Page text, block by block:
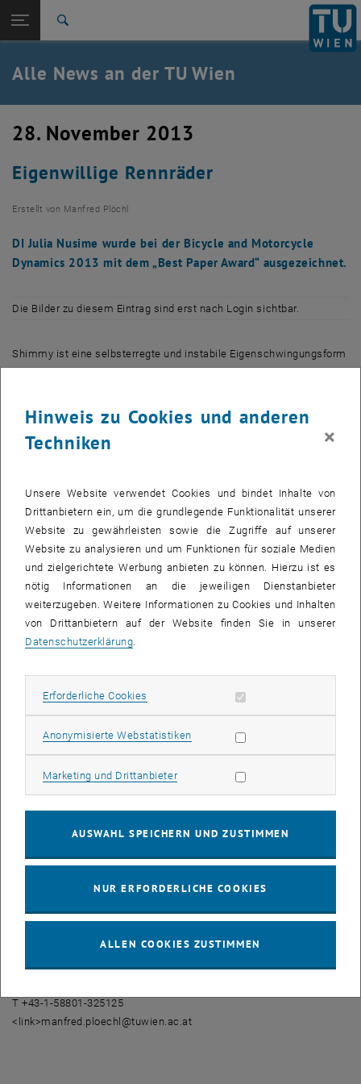
TU Login
Quicklinks
Quicklinks-Menü umschalten
Studium
Karriere
Zurück: Subseiten von TU Wien Startseite auflisten
Zurück zur letzten Ebene:
TU Wien Startseite
Übersicht
Alle News an der TU Wien
28. November 2013
Eigenwillige Rennräder
Erstellt von Manfred Plöchl
DI Julia Nusime wurde bei der Bicycle and Motorcycle
Dynamics 2013 mit dem „Best Paper Award“ ausgezeichnet.
Die Bilder zu diesem Eintrag sind erst nach Login sichtbar.
Shimmy ist eine selbsterregte und instabile Eigenschwingungsform
oder auch gelenkten Rädern von Autos zu beobachten. Bei einem
Eigenschwingungsform als wobble bezeichnet und kann für den
Gepäckträger, ausgelöst werden (etwa bei 15 km/h), das Flattern
des Lenkers ist dabei jedoch relativ leicht durch den Fahrer zu
beherrschen. Beim Rennrad kann wobble auch auf einer steilen
Bergabfahrt mit hoher Geschwindigkeit auftreten (etwa bei 60 km/h)
und ist dann oftmals auch durch aktives Gegenwirken des Fahrers
nicht mehr zu stabilisieren. Dies stellt für den Fahrer nicht nur ein
gefährlichen Stürzen.
Trekkingfahrrädern steht nun das Rennrad im Mittelpunkt der
für Mechanik und Mechatronik, wobei vor allem die Stabilität des
das Lenkungsflattern auslösenden Fahrradparameter werden auch
Maßnahmen zur Vermeidung von wobble erarbeitet. Im Zuge
(Institut für Mechanik und Mechatronik) bei der Bicycle and
Motorcycle Dynamics 2013 (Int. Symposium on Dynamics and
und wurden mit dem „Best Paper Award“ ausgezeichnet.
A.o.Univ.Prof. Dr. Manfred Plöchl
Institut für Mechanik und Mechatronik
T +43-1-58801-325125
<link>manfred.ploechl@tuwien.ac.at
Hinweis zu Cookies und anderen
Techniken
×
Unsere Website verwendet Cookies und bindet Inhalte von
Drittanbietern ein, um die grundlegende Funktionalität unserer
Website zu gewährleisten sowie die Zugriffe auf unserer
Website zu analysieren und um Funktionen für soziale Medien
und zielgerichtete Werbung anbieten zu können. Hierzu ist es
nötig Informationen an die jeweiligen Dienstanbieter
weiterzugeben. Weitere Informationen zu Cookies und Inhalten
von Drittanbietern auf der Website finden Sie in unserer
Datenschutzerklärung.
Erforderliche Cookies Erforderliche Cookies zulassen
Anonymisierte WebstatistikenStatistik Cookies zulassen
Marketing und DrittanbieterMarketing Cookies zulassen
AUSWAHL SPEICHERN UND ZUSTIMMEN
NUR ERFORDERLICHE COOKIES
ALLEN COOKIES ZUSTIMMEN